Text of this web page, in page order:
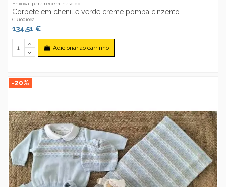
Enxoval para recém-nascido
Corpete em chenille verde creme pomba cinzento
CR1001062
134,51 €
Adicionar ao carrinho
-20%